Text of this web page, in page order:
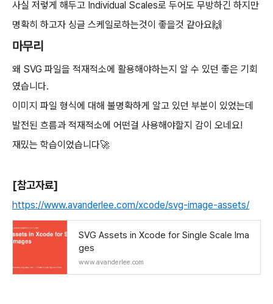
사실 저렇게 해두고 Individual Scales로 두어도 무방하긴 하지만
명확히 하고자 싱글 스케일로하는것이 좋을것 같아요🙌
마무리
왜 SVG 파일을 적재적소에 활용해야하는지 알 수 있던 좋은 기회
였습니다.
이미지 파일 형식에 대해 불명확하게 알고 있던 부분이 있었는데
발전된 흐름과 적재적소에 어떤걸 사용해야할지 감이 오네요!
재밌는 학습이었습니다🚀
[참고자료]
https://www.avanderlee.com/xcode/svg-image-assets/
SVG Assets in Xcode for Single Scale Ima
ges
www.avanderlee.com